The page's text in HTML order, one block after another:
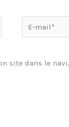
mail*
site dans le